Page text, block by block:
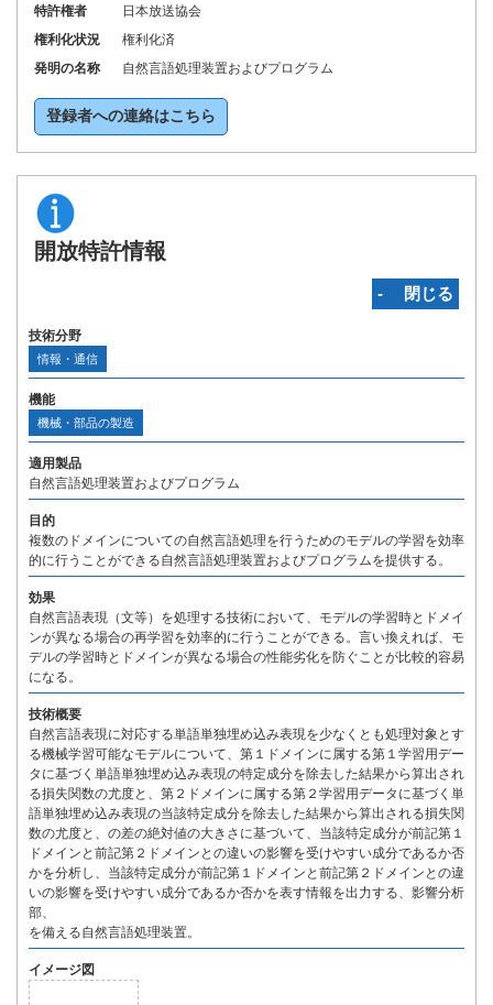
特許権者
日本放送協会
権利化状況
権利化済
発明の名称
自然言語処理装置およびプログラム
登録者への連絡はこちら
開放特許情報
‐ 閉じる
技術分野
情報・通信
機能
機械・部品の製造
適用製品
自然言語処理装置およびプログラム
目的
複数のドメインについての自然言語処理を行うためのモデルの学習を効率
的に行うことができる自然言語処理装置およびプログラムを提供する。
効果
自然言語表現（文等）を処理する技術において、モデルの学習時とドメイ
ンが異なる場合の再学習を効率的に行うことができる。言い換えれば、モ
デルの学習時とドメインが異なる場合の性能劣化を防ぐことが比較的容易
になる。
技術概要
自然言語表現に対応する単語単独埋め込み表現を少なくとも処理対象とす
る機械学習可能なモデルについて、第１ドメインに属する第１学習用デー
タに基づく単語単独埋め込み表現の特定成分を除去した結果から算出され
る損失関数の尤度と、第２ドメインに属する第２学習用データに基づく単
語単独埋め込み表現の当該特定成分を除去した結果から算出される損失関
数の尤度と、の差の絶対値の大きさに基づいて、当該特定成分が前記第１
ドメインと前記第２ドメインとの違いの影響を受けやすい成分であるか否
かを分析し、当該特定成分が前記第１ドメインと前記第２ドメインとの違
いの影響を受けやすい成分であるか否かを表す情報を出力する、影響分析
部、
を備える自然言語処理装置。
イメージ図